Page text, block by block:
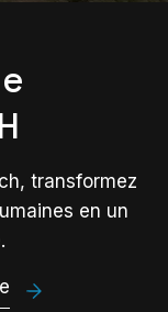
transformez
en un